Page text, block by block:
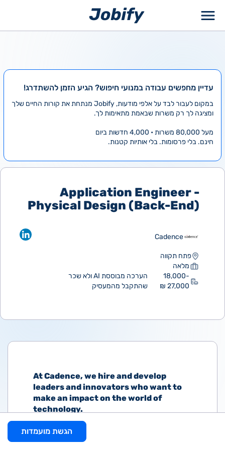
עדיין מחפשים עבודה במנועי חיפוש? הגיע הזמן להשתדרג!
במקום לעבור לבד על אלפי מודעות, Jobify מנתחת את קורות החיים שלך
ומציגה לך רק משרות שבאמת מתאימות לך.
מעל 80,000 משרות • 4,000 חדשות ביום
חינם. בלי פרסומות. בלי אותיות קטנות.
Application Engineer -
Physical Design (Back-End)
Cadence
פתח תקווה
מלאה
18,000-
27,000 ₪
הערכה מבוססת AI ולא שכר
שהתקבל מהמעסיק
At Cadence, we hire and develop
leaders and innovators who want to
make an impact on the world of
technology.
This is an excellent opportunity to work
on challenging and complex projects at
הגשת מועמדות